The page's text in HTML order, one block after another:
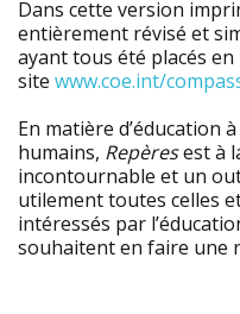
Dans cette version
entièrement révisé et
ayant tous été placés
site www.coe.int/
En matière d’éducation
humains, Repèresest à
incontournable et un
utilement toutes celles
intéressés par
souhaitent en faire une